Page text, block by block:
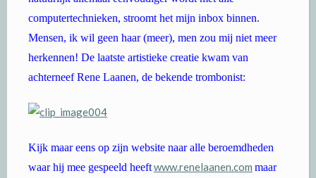
computertechnieken, stroomt het mijn inbox binnen.
Mensen, ik wil geen haar (meer), men zou mij niet meer
herkennen! De laatste artistieke creatie kwam van
achterneef Rene Laanen, de bekende trombonist:
Kijk maar eens op zijn website naar alle beroemdheden
waar hij mee gespeeld heeftwww.renelaanen.com maar